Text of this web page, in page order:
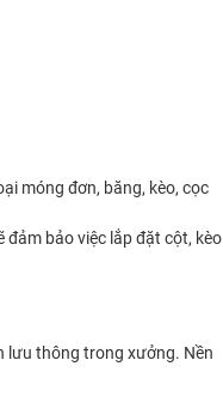
móng đơn, băng, kèo, cọc
bảo việc lắp đặt cột, kèo
lưu thông trong xưởng. Nền